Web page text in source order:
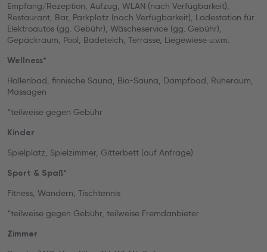
Empfang/Rezeption, Aufzug, WLAN (nach Verfügbarkeit),
Restaurant, Bar, Parkplatz (nach Verfügbarkeit), Ladestation für
Elektroautos (gg. Gebühr), Wäscheservice (gg. Gebühr),
Gepäckraum, Pool, Badeteich, Terrasse, Liegewiese u.v.m.
Wellness*
Hallenbad, finnische Sauna, Bio-Sauna, Dampfbad, Ruheraum,
Massagen
*teilweise gegen Gebühr
Kinder
Spielplatz, Spielzimmer, Gitterbett (auf Anfrage)
Sport & Spaß*
Fitness, Wandern, Tischtennis
*teilweise gegen Gebühr, teilweise Fremdanbieter
Zimmer